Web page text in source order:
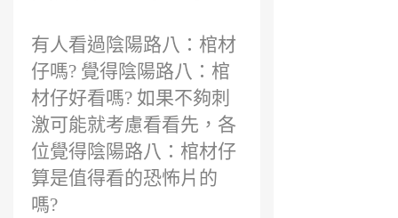
有人看過陰陽路八：棺材
仔嗎? 覺得陰陽路八：棺
材仔好看嗎? 如果不夠刺
激可能就考慮看看先，各
位覺得陰陽路八：棺材仔
算是值得看的恐怖片的
嗎?